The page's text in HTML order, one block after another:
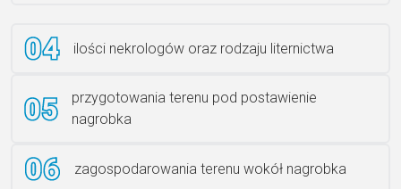
ilości nekrologów oraz rodzaju liternictwa
przygotowania terenu pod postawienie
nagrobka
zagospodarowania terenu wokół nagrobka